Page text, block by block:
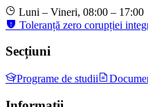
Luni – Vineri, 08:00 – 17:00
Toleranță zero corupției
Secțiuni
Programe de studii